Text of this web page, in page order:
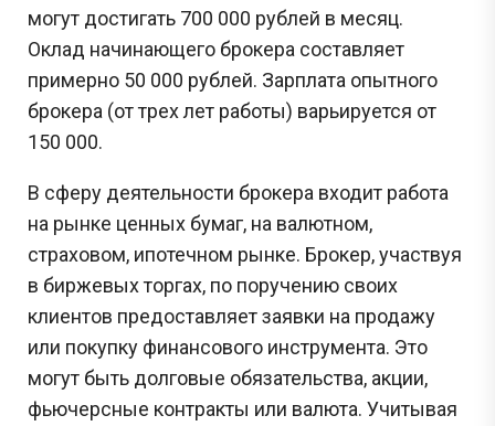
могут достигать 700 000 рублей в месяц.
Оклад начинающего брокера составляет
примерно 50 000 рублей. Зарплата опытного
брокера (от трех лет работы) варьируется от
150 000.
В сферу деятельности брокера входит работа
на рынке ценных бумаг, на валютном,
страховом, ипотечном рынке. Брокер, участвуя
в биржевых торгах, по поручению своих
клиентов предоставляет заявки на продажу
или покупку финансового инструмента. Это
могут быть долговые обязательства, акции,
фьючерсные контракты или валюта. Учитывая